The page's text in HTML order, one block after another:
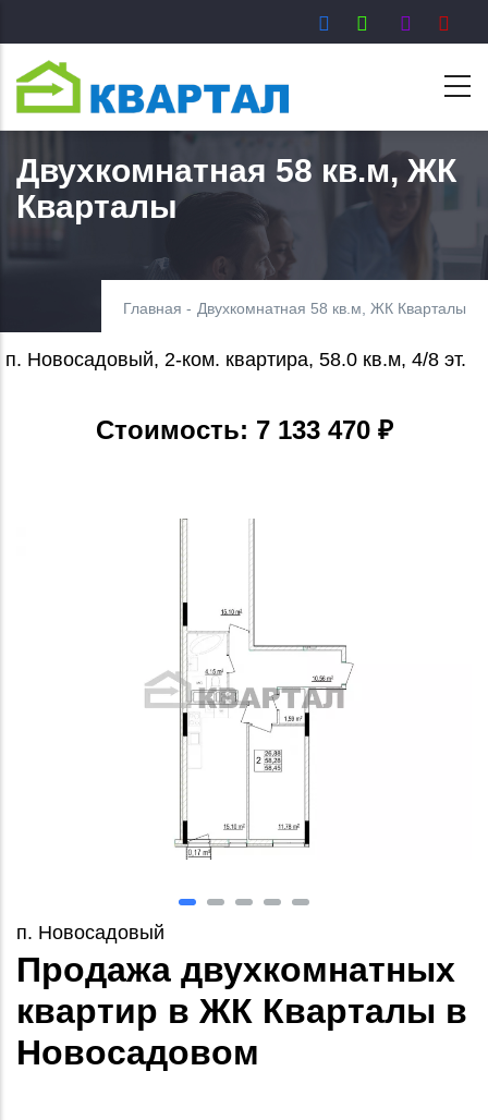
к
основному
содержанию
Двухкомнатная 58 кв.м, ЖК
Кварталы
Главная - Двухкомнатная 58 кв.м, ЖК Кварталы
п. Новосадовый, 2-ком. квартира, 58.0 кв.м, 4/8 эт.
Стоимость: 7 133 470 ₽
п. Новосадовый
Продажа двухкомнатных
квартир в ЖК Кварталы в
Новосадовом